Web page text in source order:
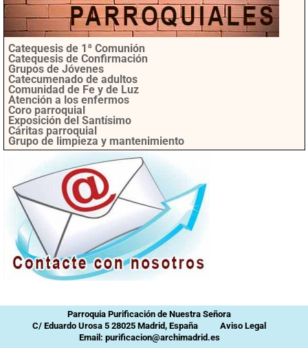
Catequesis de 1ª Comunión
Catequesis de Confirmación
Grupos de Jóvenes
Catecumenado de adultos
Comunidad de Fe y de Luz
Atención a los enfermos
Coro parroquial
Exposición del Santísimo
Cáritas parroquial
Grupo de limpieza y mantenimiento
Parroquia Purificación de Nuestra Señora
C/ Eduardo Urosa 5 28025 Madrid, España
Aviso Legal
Email: purificacion@archimadrid.es